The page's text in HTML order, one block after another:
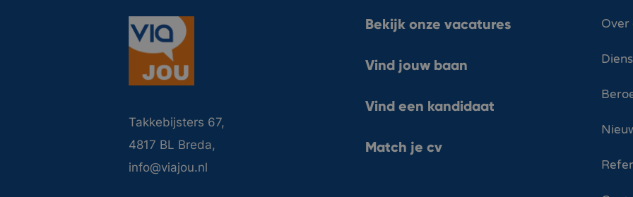
Takkebijsters 67,
4817 BL Breda,
info@viajou.nl
Bekijk onze vacatures
Vind jouw baan
Vind een kandidaat
Match je cv
Over